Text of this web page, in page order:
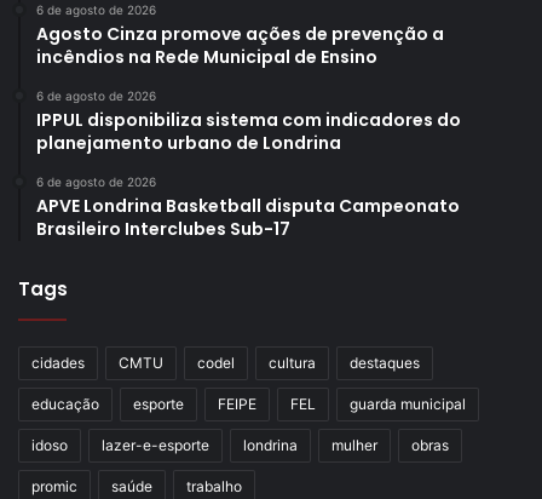
6 de agosto de 2026
Agosto Cinza promove ações de prevenção a
incêndios na Rede Municipal de Ensino
6 de agosto de 2026
IPPUL disponibiliza sistema com indicadores do
planejamento urbano de Londrina
6 de agosto de 2026
APVE Londrina Basketball disputa Campeonato
Brasileiro Interclubes Sub-17
Tags
cidades CMTU codel cultura destaques
educação esporte FEIPE FEL guarda municipal
idoso lazer-e-esporte londrina mulher obras
promic saúde trabalho